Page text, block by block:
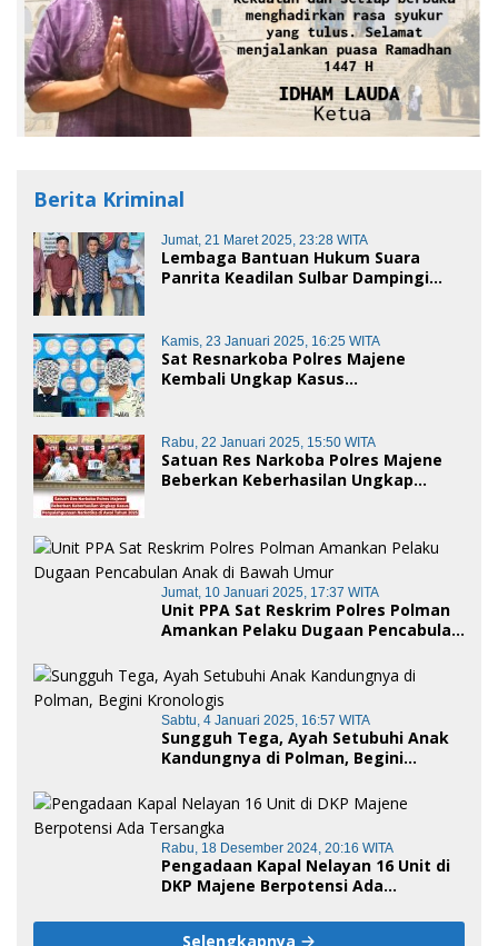
Berita Kriminal
Jumat, 21 Maret 2025, 23:28 WITA
Lembaga Bantuan Hukum Suara
Panrita Keadilan Sulbar Dampingi
Polman
Kamis, 23 Januari 2025, 16:25 WITA
Sat Resnarkoba Polres Majene
Kembali Ungkap Kasus
Rabu, 22 Januari 2025, 15:50 WITA
Satuan Res Narkoba Polres Majene
Beberkan Keberhasilan Ungkap
Jumat, 10 Januari 2025, 17:37 WITA
Unit PPA Sat Reskrim Polres Polman
Amankan Pelaku Dugaan Pencabulan
Sabtu, 4 Januari 2025, 16:57 WITA
Sungguh Tega, Ayah Setubuhi Anak
Kandungnya di Polman, Begini
Rabu, 18 Desember 2024, 20:16 WITA
Pengadaan Kapal Nelayan 16 Unit di
DKP Majene Berpotensi Ada
Selengkapnya